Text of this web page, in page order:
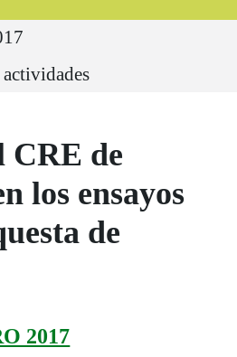
CRE de
los ensayos
de
2017